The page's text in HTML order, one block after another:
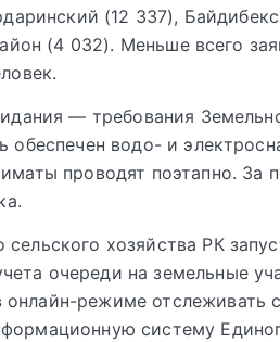
(12 337),
(4 032). Меньше всего
— требования
водо- и
проводят поэтапно. За
хозяйства РК
очереди на земельные
режиме отслеживать
систему